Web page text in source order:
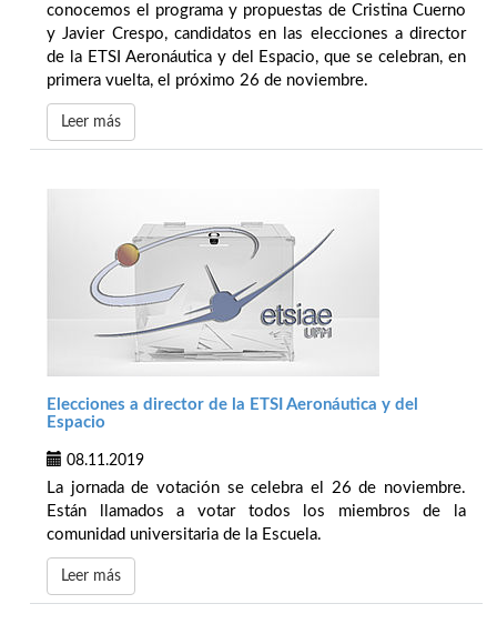
conocemos el programa y propuestas de Cristina Cuerno
y Javier Crespo, candidatos en las elecciones a director
de la ETSI Aeronáutica y del Espacio, que se celebran, en
primera vuelta, el próximo 26 de noviembre.
Leer más
Elecciones a director de la ETSI Aeronáutica y del
Espacio
08.11.2019
La jornada de votación se celebra el 26 de noviembre.
Están llamados a votar todos los miembros de la
comunidad universitaria de la Escuela.
Leer más